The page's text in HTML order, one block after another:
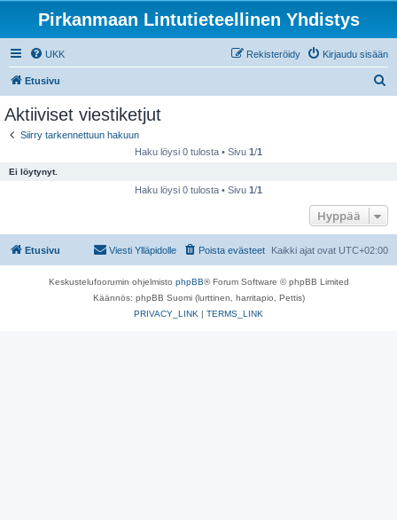
Pirkanmaan Lintutieteellinen Yhdistys
UKK Kirjaudu sisään
Rekisteröidy
Etusivu
Aktiiviset viestiketjut
Siirry tarkennettuun hakuun
Haku löysi 0 tulosta • Sivu 1/1
Ei löytynyt.
Haku löysi 0 tulosta • Sivu 1/1
Hyppää
Etusivu Kaikki ajat ovat UTC+02:00
Poista evästeet
Viesti Ylläpidolle
Keskustelufoorumin ohjelmisto phpBB® Forum Software © phpBB Limited
Käännös: phpBB Suomi (lurttinen, harritapio, Pettis)
PRIVACY_LINK | TERMS_LINK